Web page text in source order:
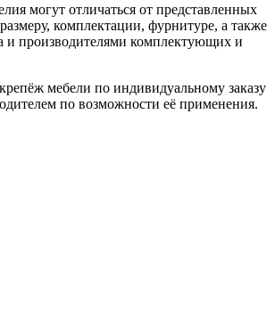
могут отличаться от представленных
комплектации, фурнитуре, а также
и производителями комплектующих и
мебели по индивидуальному заказу
по возможности её применения.